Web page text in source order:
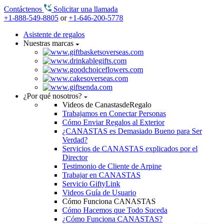
Contáctenos
Solicitar una llamada
+1-888-549-8805 or+1-646-200-5778
Asistente de regalos
Nuestras marcas
¿Por qué nosotros?
Videos de CanastasdeRegalo
Trabajamos en Conectar Personas
Cómo Enviar Regalos al Exterior
¿CANASTAS es Demasiado Bueno para Ser
Verdad?
Servicios de CANASTAS explicados por el
Director
Testimonio de Cliente de Arpine
Trabajar en CANASTAS
Servicio GiftyLink
Videos Guía de Usuario
Cómo Funciona CANASTAS
Cómo Hacemos que Todo Suceda
¿Cómo Funciona CANASTAS?